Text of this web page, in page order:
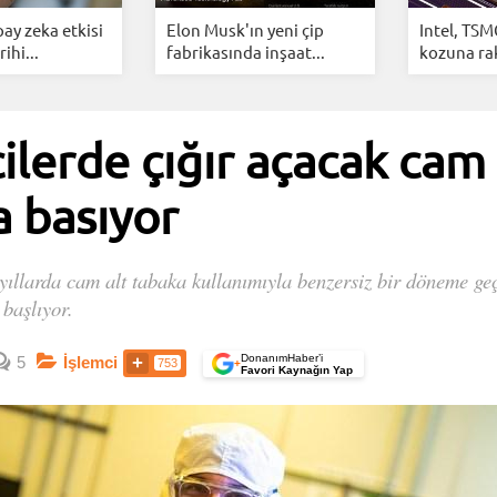
zeka etkisi
Elon Musk'ın yeni çip
fabrikasında inşaat...
Intel,
kozuna
çığır açacak
basıyor
cam alt tabaka kullanımıyla benzersiz bir döneme
5 İşlemci 753 +DonanımHaber’i
Favori Kaynağın Yap